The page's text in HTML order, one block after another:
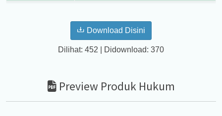
Download Disini
Dilihat: 452 | Didownload: 370
Preview Produk Hukum